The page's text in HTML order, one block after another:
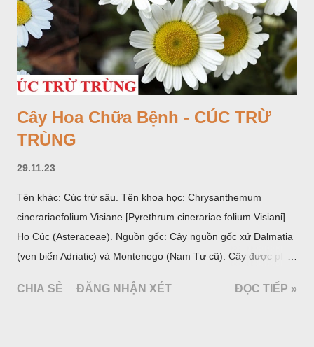
Cây Hoa Chữa Bệnh - CÚC TRỪ
TRÙNG
29.11.23
Tên khác: Cúc trừ sâu. Tên khoa học: Chrysanthemum
cinerariaefolium Visiane [Pyrethrum cinerariae folium Visiani].
Họ Cúc (Asteraceae). Nguồn gốc: Cây nguồn gốc xứ Dalmatia
(ven biển Adriatic) và Montenego (Nam Tư cũ). Cây được phân
trồng để khai thác: Pháp, Nga, Đức, Nam Tư (cũ), sau lan
CHIA SẺ ĐĂNG NHẬN XÉT ĐỌC TIẾP »